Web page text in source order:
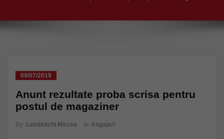
09/07/2019
Anunt rezultate proba scrisa pentru
postul de magaziner
By Lambutchi Mircea in Angajari